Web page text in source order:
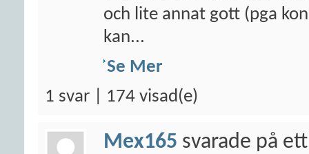
och lite annat gott (pga
kan...
Se Mer
1 svar | 174 visad(e)
Mex165 svarade på